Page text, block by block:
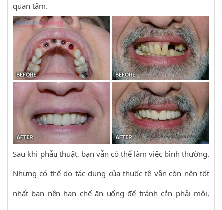
quan tâm.
Sau khi phẫu thuật, bạn vẫn có thể làm việc bình thường.
Nhưng có thể do tác dụng của thuốc tê vẫn còn nên tốt
nhất bạn nên hạn chế ăn uống để tránh cắn phải môi,